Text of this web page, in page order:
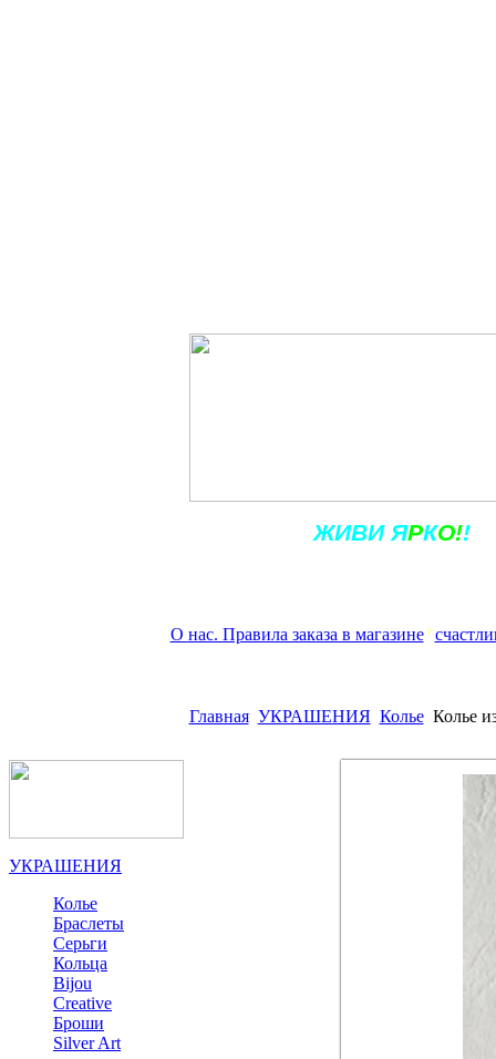
ЖИВИ ЯРКО!!
О нас. Правила заказа в магазине
Главная УКРАШЕНИЯ Колье Колье
УКРАШЕНИЯ
Колье
Браслеты
Серьги
Кольца
Bijou
Сreative
Броши
Silver Art